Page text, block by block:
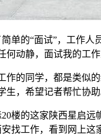
单的“面试”，工作
动静，面试我的工
的同学，都是类似
，希望记者帮忙协助
楼的这家陕西星启
找工作，看到网上